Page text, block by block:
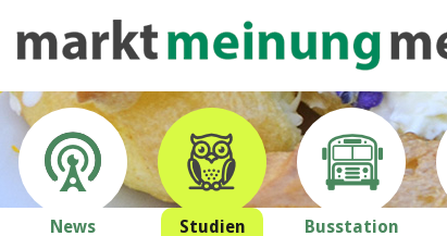
News Studien Busstation